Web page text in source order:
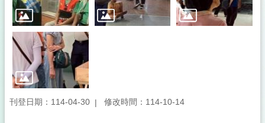
刊登日期：114-04-30 修改時間：114-10-14